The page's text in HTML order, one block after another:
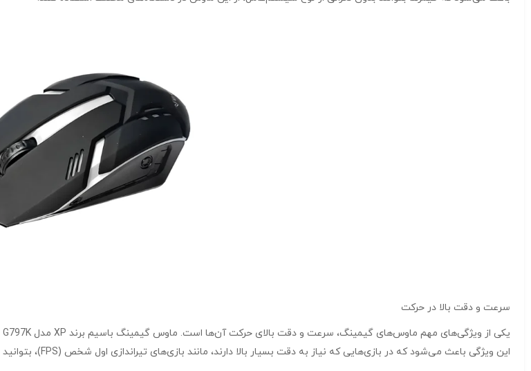
سرعت و دقت بالا در حرکت
این ویژگی باعث می‌شود که در بازی‌هایی که نیاز به دقت بسیار بالا دارند، مانند بازی‌های تیراندازی اول شخص (FPS)، بتوانید حرکات خود را با کمترین تأخیر انجام دهید و عملکرد بهتری در رقابت‌ها داشته باشید.